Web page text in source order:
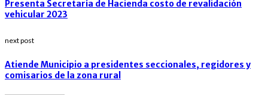
Presenta Secretaría de Hacienda costo de revalidación
vehicular 2023
next post
Atiende Municipio a presidentes seccionales, regidores y
comisarios de la zona rural